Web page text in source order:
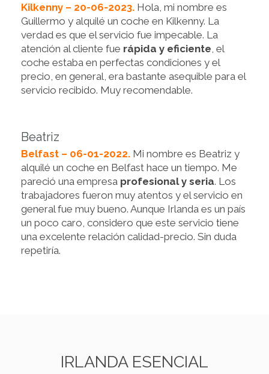
Kilkenny – 20-06-2023. Hola, mi nombre es
Guillermo y alquilé un coche en Kilkenny. La
verdad es que el servicio fue impecable. La
atención al cliente fue rápida y eficiente , el
coche estaba en perfectas condiciones y el
precio, en general, era bastante asequible para el
servicio recibido. Muy recomendable.
Beatriz
Belfast – 06-01-2022. Mi nombre es Beatriz y
alquilé un coche en Belfast hace un tiempo. Me
pareció una empresa profesional y seria. Los
trabajadores fueron muy atentos y el servicio en
general fue muy bueno. Aunque Irlanda es un país
un poco caro, considero que este servicio tiene
una excelente relación calidad-precio. Sin duda
repetiría.
IRLANDA ESENCIAL